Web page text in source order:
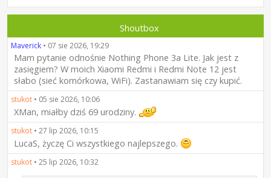
Shoutbox
Maverick • 07 sie 2026, 19:29
Mam pytanie odnośnie Nothing Phone 3a Lite. Jak jest z
zasięgiem? W moich Xiaomi Redmi i Redmi Note 12 jest
słabo (sieć komórkowa, WiFi). Zastanawiam się czy kupić.
stukot • 05 sie 2026, 10:06
XMan, miałby dziś 69 urodziny.
stukot • 27 lip 2026, 10:15
LucaS, życzę Ci wszystkiego najlepszego.
stukot • 25 lip 2026, 10:32